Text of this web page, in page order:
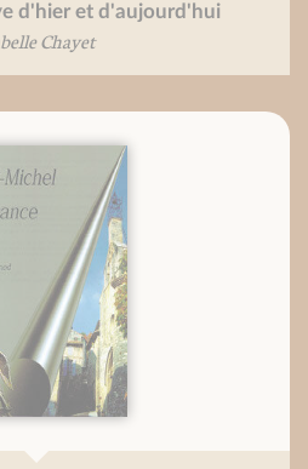
d'hier et d'aujourd'hui
Chayet